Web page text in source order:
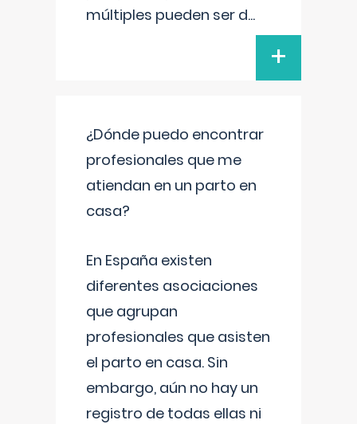
múltiples pueden ser d...
+
¿Dónde puedo encontrar
profesionales que me
atiendan en un parto en
casa?
En España existen
diferentes asociaciones
que agrupan
profesionales que asisten
el parto en casa. Sin
embargo, aún no hay un
registro de todas ellas ni